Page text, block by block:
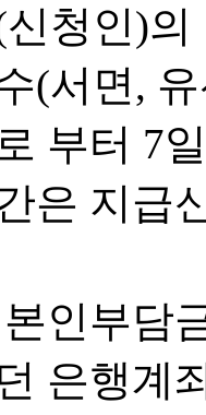
청인)
(서면,
부터 7
은 지급
인부담
은행계